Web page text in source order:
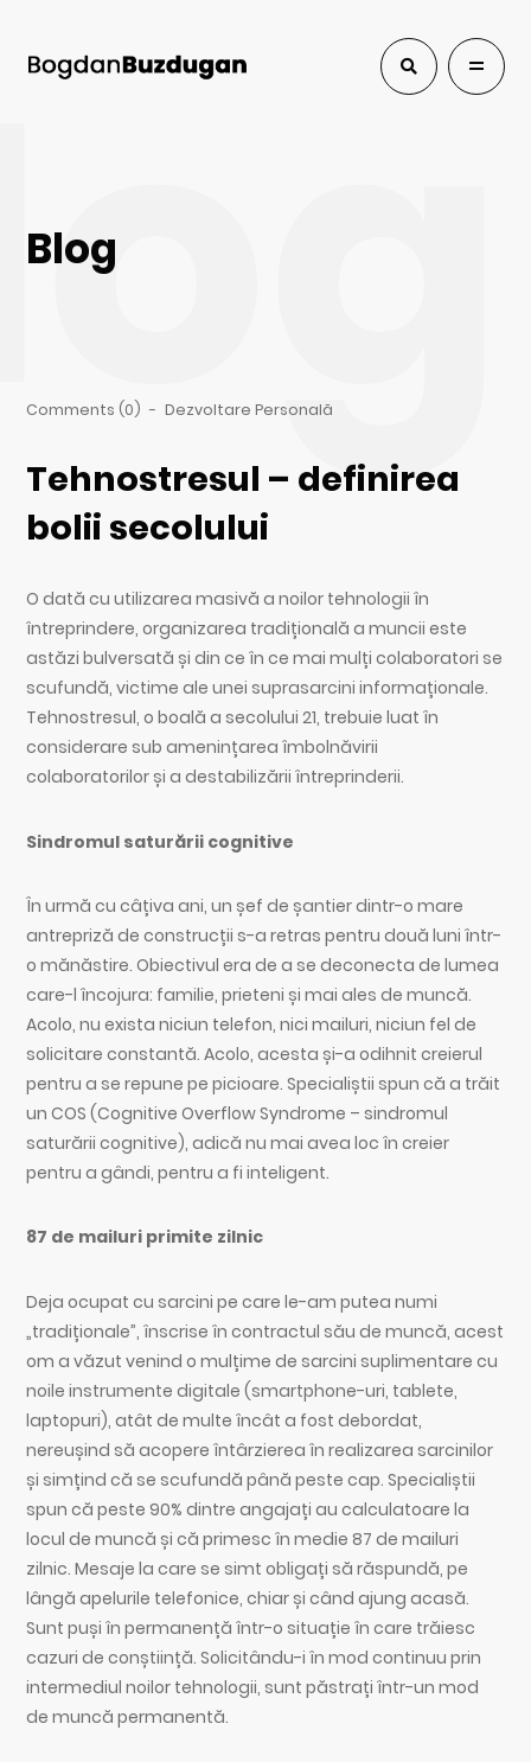
Blog
Comments (0) - Dezvoltare Personală
Tehnostresul – definirea
bolii secolului
O dată cu utilizarea masivă a noilor tehnologii în
întreprindere, organizarea tradițională a muncii este
astăzi bulversată și din ce în ce mai mulți colaboratori se
scufundă, victime ale unei suprasarcini informaționale.
Tehnostresul, o boală a secolului 21, trebuie luat în
considerare sub amenințarea îmbolnăvirii
colaboratorilor și a destabilizării întreprinderii.
Sindromul saturării cognitive
În urmă cu câțiva ani, un șef de șantier dintr-o mare
antrepriză de construcții s-a retras pentru două luni într-
o mănăstire. Obiectivul era de a se deconecta de lumea
care-l încojura: familie, prieteni și mai ales de muncă.
Acolo, nu exista niciun telefon, nici mailuri, niciun fel de
solicitare constantă. Acolo, acesta și-a odihnit creierul
pentru a se repune pe picioare. Specialiștii spun că a trăit
un COS (Cognitive Overflow Syndrome – sindromul
saturării cognitive), adică nu mai avea loc în creier
pentru a gândi, pentru a fi inteligent.
87 de mailuri primite zilnic
Deja ocupat cu sarcini pe care le-am putea numi
„tradiționale”, înscrise în contractul său de muncă, acest
om a văzut venind o mulțime de sarcini suplimentare cu
noile instrumente digitale (smartphone-uri, tablete,
laptopuri), atât de multe încât a fost debordat,
nereușind să acopere întârzierea în realizarea sarcinilor
și simțind că se scufundă până peste cap. Specialiștii
spun că peste 90% dintre angajați au calculatoare la
locul de muncă și că primesc în medie 87 de mailuri
zilnic. Mesaje la care se simt obligați să răspundă, pe
lângă apelurile telefonice, chiar și când ajung acasă.
Sunt puși în permanență într-o situație în care trăiesc
cazuri de conștiință. Solicitându-i în mod continuu prin
intermediul noilor tehnologii, sunt păstrați într-un mod
de muncă permanentă.